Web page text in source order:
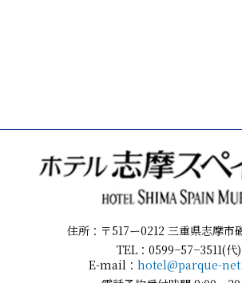
住所：〒517ー0212 三重県志摩市
TEL：0599−57−3511(代)
E-mail： hotel@parque-